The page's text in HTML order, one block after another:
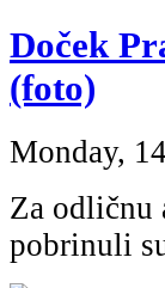
Doček
(foto)
Monday,
Za odličnu
pobrinuli